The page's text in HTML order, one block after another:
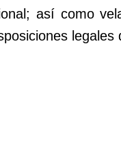
así como
legales